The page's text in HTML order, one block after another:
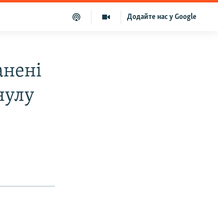
Додайте нас у Google